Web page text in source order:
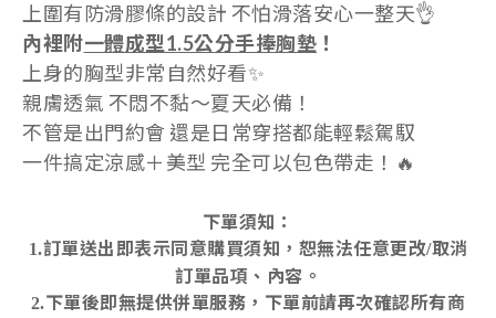
上圍有防滑膠條的設計 不怕滑落安心一整天👌
內裡附一體成型1.5公分手捧胸墊 ！
上身的胸型非常自然好看✨
親膚透氣 不悶不黏～夏天必備！
不管是出門約會 還是日常穿搭都能輕鬆駕馭
一件搞定涼感＋美型 完全可以包色帶走！🔥
下單須知：
1.訂單送出即表示同意購買須知，恕無法任意更改/取消
訂單品項、內容。
2.下單後即無提供併單服務，下單前請再次確認所有商